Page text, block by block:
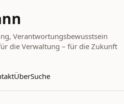
Verantwortungsbewusstsein
die Verwaltung – für die Zukunft
ÜberSuche